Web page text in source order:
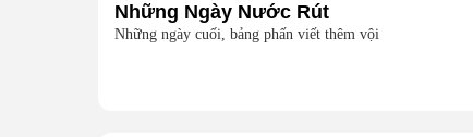
Những Ngày Nước Rút
Những ngày cuối, bảng phấn viết thêm vội